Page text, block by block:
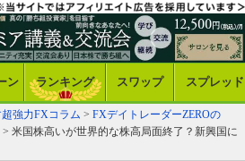
ン ランキング スワップ スプレッド
強力FXコラム > FXデイトレーダーZEROの
> 米国株高いが世界的な株高局面終了？新興国に